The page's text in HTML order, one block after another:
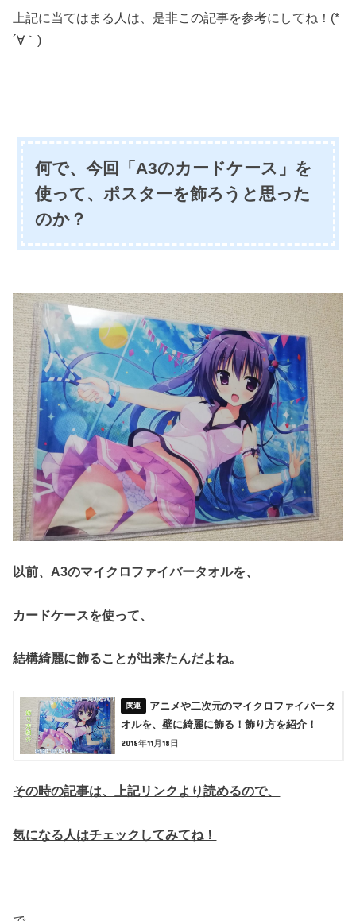
上記に当てはまる人は、是非この記事を参考にしてね！(*
´∀｀)
何で、今回「A3のカードケース」を
使って、ポスターを飾ろうと思った
のか？
以前、A3のマイクロファイバータオルを、
カードケースを使って、
結構綺麗に飾ることが出来たんだよね。
アニメや二次元のマイクロファイバータ
オルを、壁に綺麗に飾る！飾り方を紹介！
2018年11月18日
その時の記事は、上記リンクより読めるので、
気になる人はチェックしてみてね！